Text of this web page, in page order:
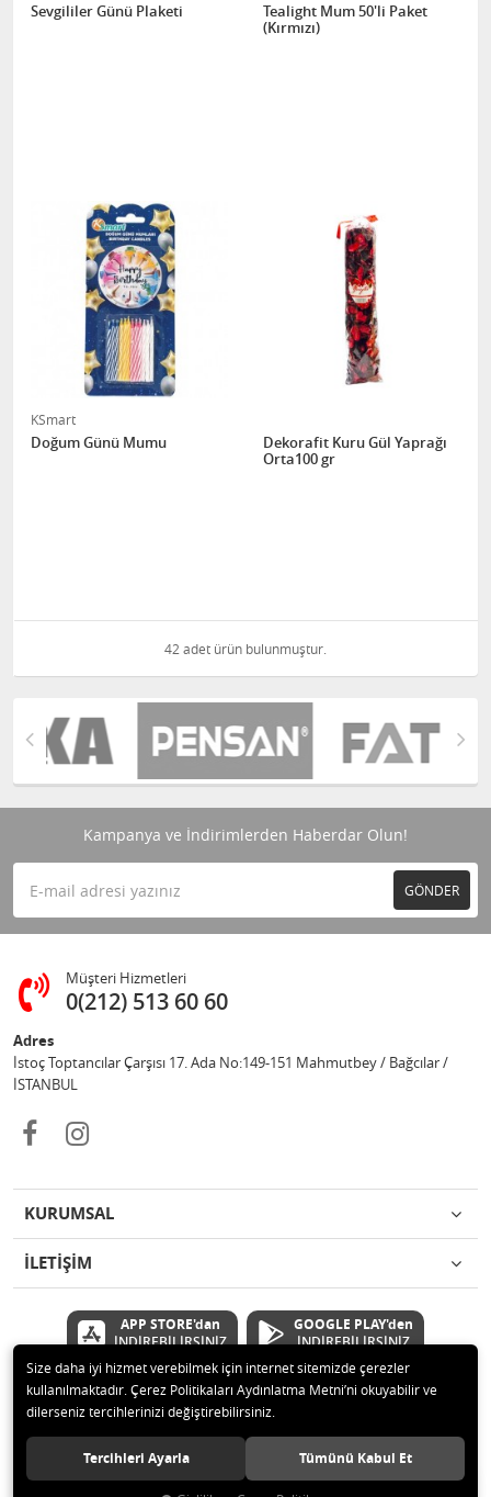
Sevgililer Günü Plaketi
Tealight Mum 50'li Paket
(Kırmızı)
KSmart
Doğum Günü Mumu
Dekorafit Kuru Gül Yaprağı
Orta100 gr
42 adet ürün bulunmuştur.
Kampanya ve İndirimlerden Haberdar Olun!
GÖNDER
Müşteri Hizmetleri
0(212) 513 60 60
Adres
İstoç Toptancılar Çarşısı 17. Ada No:149-151 Mahmutbey / Bağcılar /
İSTANBUL
KURUMSAL
İLETİŞİM
APP STORE'dan
İNDİREBİLİRSİNİZ
GOOGLE PLAY'den
İNDİREBİLİRSİNİZ
© 2020 Çetinkaya Elektronik Kırtasiye Oyuncak San ve Tic.Ltd.Şti Tüm
Size daha iyi hizmet verebilmek için internet sitemizde çerezler
kullanılmaktadır. Çerez Politikaları Aydınlatma Metni’ni okuyabilir ve
dilerseniz tercihlerinizi değiştirebilirsiniz.
Tercihleri Ayarla Tümünü Kabul Et